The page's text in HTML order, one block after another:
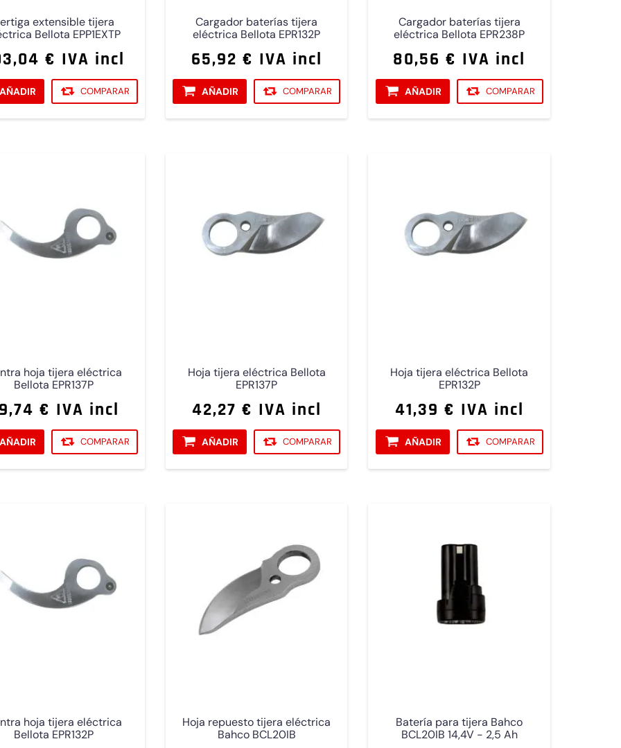
extensible tijera
Bellota EPP1EXTP
€ IVA incl
AÑADIR COMPARAR
Cargador baterías tijera
eléctrica Bellota EPR132P
65,92 € IVA incl
AÑADIR COMPARAR
Cargador baterías tijera
eléctrica Bellota EPR238P
80,56 € IVA incl
AÑADIR COMPARAR
hoja tijera eléctrica
Bellota EPR137P
€ IVA incl
AÑADIR COMPARAR
Hoja tijera eléctrica Bellota
EPR137P
42,27 € IVA incl
AÑADIR COMPARAR
Hoja tijera eléctrica Bellota
EPR132P
41,39 € IVA incl
AÑADIR COMPARAR
hoja tijera eléctrica
Bellota EPR132P
Hoja repuesto tijera eléctrica
Bahco BCL20IB
Batería para tijera Bahco
BCL20IB 14,4V - 2,5 Ah